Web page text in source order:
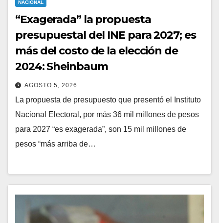
NACIONAL
“Exagerada” la propuesta
presupuestal del INE para 2027; es
más del costo de la elección de
2024: Sheinbaum
AGOSTO 5, 2026
La propuesta de presupuesto que presentó el Instituto
Nacional Electoral, por más 36 mil millones de pesos
para 2027 “es exagerada”, son 15 mil millones de
pesos “más arriba de…